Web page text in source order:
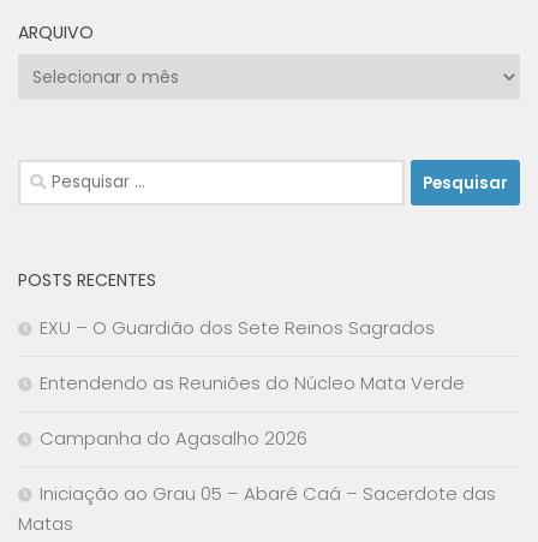
ARQUIVO
Arquivo
Pesquisar
por:
POSTS RECENTES
EXU – O Guardião dos Sete Reinos Sagrados
Entendendo as Reuniões do Núcleo Mata Verde
Campanha do Agasalho 2026
Iniciação ao Grau 05 – Abaré Caá – Sacerdote das
Matas